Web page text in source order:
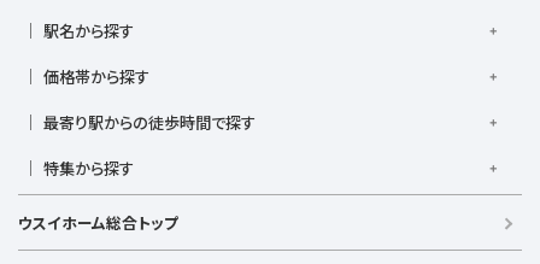
湘南新宿ライン高海
小田急江ノ島線
ブルーライン
みなとみらい線
相鉄いずみ野線
相模鉄道新横浜線
江ノ島電鉄
湘南モノレール
駅名から探す
上大岡駅
港南台駅
小机駅 桜木町駅
根岸駅
平塚駅
横須賀中央駅
横浜駅
価格帯から探す
5,000万円台
8,000万円台
最寄り駅からの徒歩時間で探す
駅徒歩20分以内
駅徒歩21分以上
特集から探す
日当たり良好
ファミリー向け
南向き・南道路の
LDK15畳以上
海が見える
ウスイホーム総合トップ